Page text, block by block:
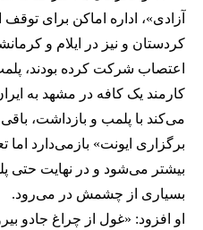
آزادی»، اداره اماکن برای
کردستان و نیز در ایلام و
اعتصاب شرکت کرده بودند،
کارمند یک کافه در مشهد به
می‌کند با پلمب و بازداشت، باقی
برگزاری ایونت» بازمی‌دارد اما
بیشتر می‌شود و در نهایت حتی
بسیاری از چشمش در می‌رود.
او افزود: «غول از چراغ جادو